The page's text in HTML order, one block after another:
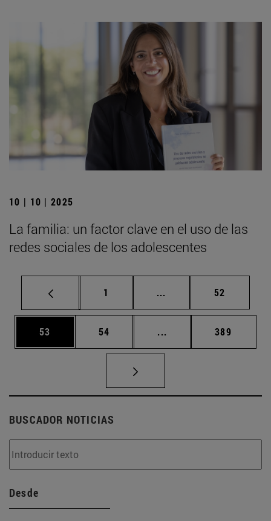
10 | 10 | 2025
La familia: un factor clave en el uso de las
redes sociales de los adolescentes
Página
1 ... Páginas intermedias
Página
52
Página
53 Página
54 ... Páginas intermedias
Página
389
BUSCADOR NOTICIAS
Desde